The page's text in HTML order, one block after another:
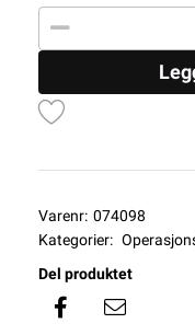
Varenr: 074098
Kategorier:
Del produktet